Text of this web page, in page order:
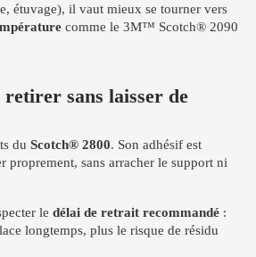
étuvage), il vaut mieux se tourner vers
comme le 3M™ Scotch® 2090
sans laisser de
du Scotch® 2800. Son adhésif est
proprement, sans arracher le support ni
le délai de retrait recommandé :
longtemps, plus le risque de résidu